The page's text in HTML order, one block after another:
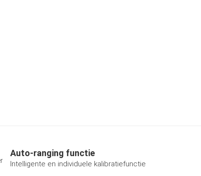
Auto-ranging functie
Intelligente en individuele kalibratiefunctie